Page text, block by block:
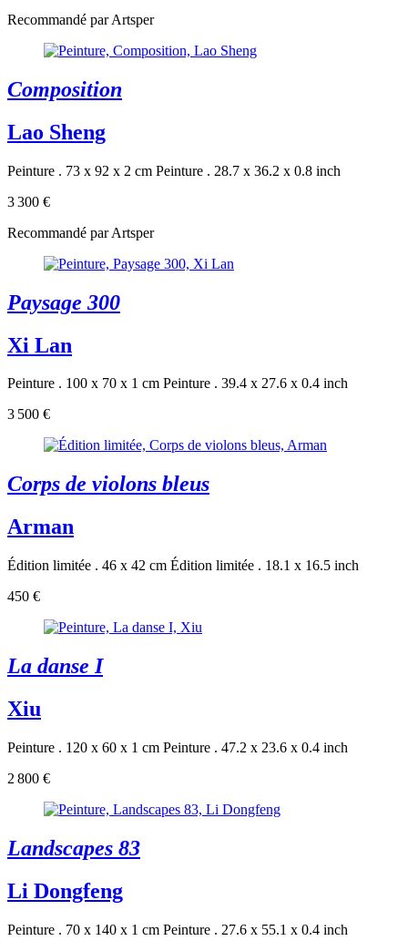
Recommandé par Artsper
Composition
Lao Sheng
Peinture . 73 x 92 x 2 cm Peinture . 28.7 x 36.2 x 0.8 inch
3 300 €
Recommandé par Artsper
Paysage 300
Xi Lan
Peinture . 100 x 70 x 1 cm Peinture . 39.4 x 27.6 x 0.4 inch
3 500 €
Corps de violons bleus
Arman
Édition limitée . 46 x 42 cm Édition limitée . 18.1 x 16.5 inch
450 €
La danse I
Xiu
Peinture . 120 x 60 x 1 cm Peinture . 47.2 x 23.6 x 0.4 inch
2 800 €
Landscapes 83
Li Dongfeng
Peinture . 70 x 140 x 1 cm Peinture . 27.6 x 55.1 x 0.4 inch